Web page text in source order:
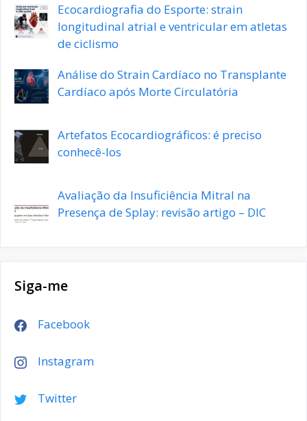
Ecocardiografia do Esporte: strain
longitudinal atrial e ventricular em atletas
de ciclismo
Análise do Strain Cardíaco no Transplante
Cardíaco após Morte Circulatória
Artefatos Ecocardiográficos: é preciso
conhecê-los
Avaliação da Insuficiência Mitral na
Presença de Splay: revisão artigo – DIC
Siga-me
Facebook
Instagram
Twitter